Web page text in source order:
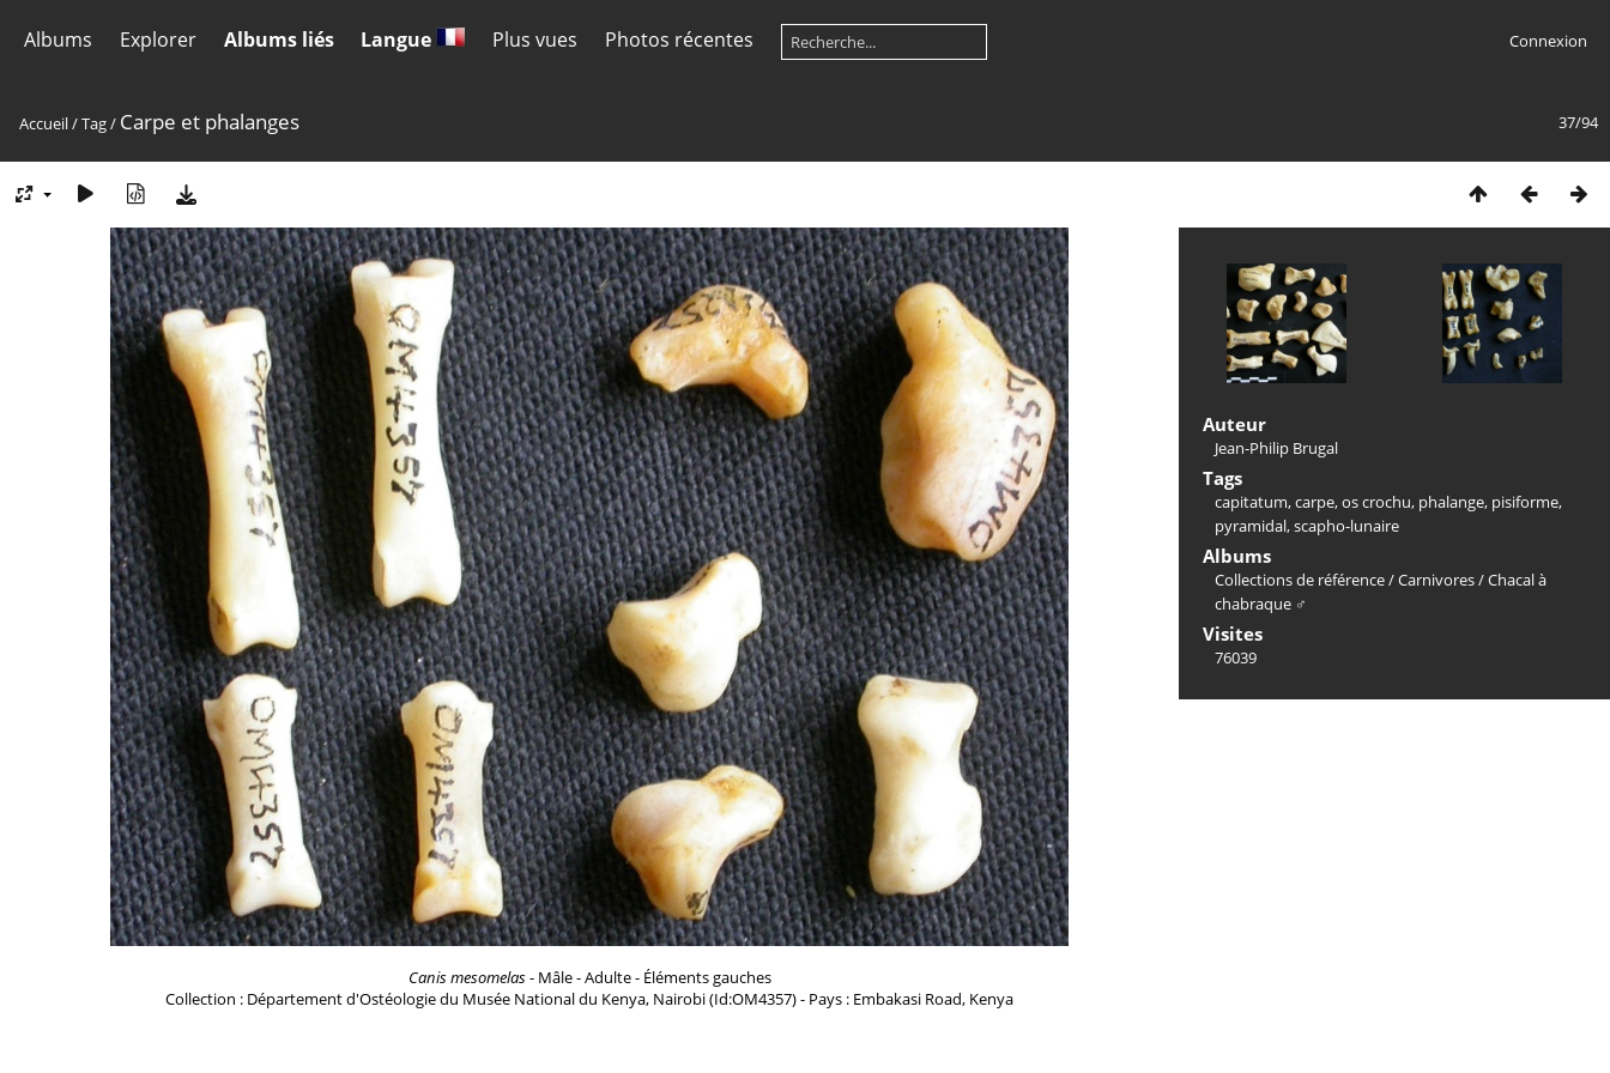
Albums Explorer Albums liés Langue Plus vues Photos récentes Connexion
37/94
Accueil/Tag/ Carpe et phalanges
Canis mesomelas- Mâle - Adulte - Éléments gauches
Collection : Département d'Ostéologie du Musée National du Kenya, Nairobi (Id:OM4357) - Pays : Embakasi Road, Kenya
Auteur
Jean-Philip Brugal
Tags
capitatum,carpe,os crochu, phalange, pisiforme,
pyramidal,scapho-lunaire
Albums
Collections de référence/Carnivores/Chacal à
chabraque ♂
Visites
76039